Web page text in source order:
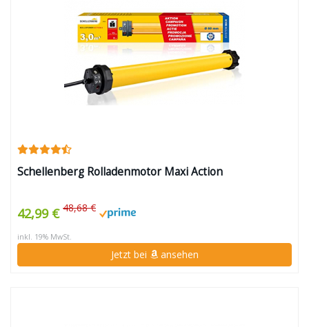
Schellenberg Rolladenmotor Maxi Action
42,99 € 48,68 €
inkl. 19% MwSt.
Jetzt bei ansehen